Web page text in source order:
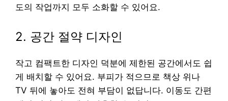
도의 작업까지 모두 소화할 수 있어요.
2. 공간 절약 디자인
작고 컴팩트한 디자인 덕분에 제한된 공간에서도 쉽
게 배치할 수 있어요. 부피가 적으므로 책상 위나
TV 뒤에 놓아도 전혀 부담이 없답니다. 이동도 간편